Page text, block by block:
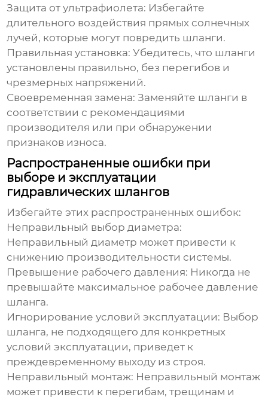
Защита от ультрафиолета: Избегайте
длительного воздействия прямых солнечных
лучей, которые могут повредить шланги.
Правильная установка: Убедитесь, что шланги
установлены правильно, без перегибов и
чрезмерных напряжений.
Своевременная замена: Заменяйте шланги в
соответствии с рекомендациями
производителя или при обнаружении
признаков износа.
Распространенные ошибки при
выборе и эксплуатации
гидравлических шлангов
Избегайте этих распространенных ошибок:
Неправильный выбор диаметра:
Неправильный диаметр может привести к
снижению производительности системы.
Превышение рабочего давления: Никогда не
превышайте максимальное рабочее давление
шланга.
Игнорирование условий эксплуатации: Выбор
шланга, не подходящего для конкретных
условий эксплуатации, приведет к
преждевременному выходу из строя.
Неправильный монтаж: Неправильный монтаж
может привести к перегибам, трещинам и